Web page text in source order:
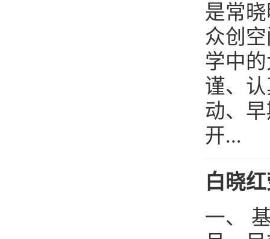
是常
众创
学中
谨、
动、
开...
白晓
一、